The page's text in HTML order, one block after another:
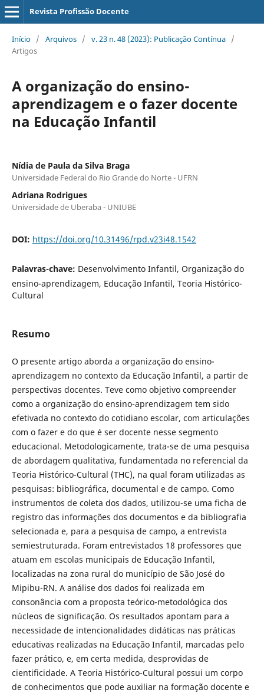
Revista Profissão Docente
Início / Arquivos / v. 23 n. 48 (2023): Publicação Contínua /
Artigos
A organização do ensino-
aprendizagem e o fazer docente
na Educação Infantil
Nídia de Paula da Silva Braga
Universidade Federal do Rio Grande do Norte - UFRN
Adriana Rodrigues
Universidade de Uberaba - UNIUBE
DOI: https://doi.org/10.31496/rpd.v23i48.1542
Palavras-chave: Desenvolvimento Infantil, Organização do
ensino-aprendizagem, Educação Infantil, Teoria Histórico-
Cultural
Resumo
O presente artigo aborda a organização do ensino-
aprendizagem no contexto da Educação Infantil, a partir de
perspectivas docentes. Teve como objetivo compreender
como a organização do ensino-aprendizagem tem sido
efetivada no contexto do cotidiano escolar, com articulações
com o fazer e do que é ser docente nesse segmento
educacional. Metodologicamente, trata-se de uma pesquisa
de abordagem qualitativa, fundamentada no referencial da
Teoria Histórico-Cultural (THC), na qual foram utilizadas as
pesquisas: bibliográfica, documental e de campo. Como
instrumentos de coleta dos dados, utilizou-se uma ficha de
registro das informações dos documentos e da bibliografia
selecionada e, para a pesquisa de campo, a entrevista
semiestruturada. Foram entrevistados 18 professores que
atuam em escolas municipais de Educação Infantil,
localizadas na zona rural do município de São José do
Mipibu-RN. A análise dos dados foi realizada em
consonância com a proposta teórico-metodológica dos
núcleos de significação. Os resultados apontam para a
necessidade de intencionalidades didáticas nas práticas
educativas realizadas na Educação Infantil, marcadas pelo
fazer prático, e, em certa medida, desprovidas de
cientificidade. A Teoria Histórico-Cultural possui um corpo
de conhecimentos que pode auxiliar na formação docente e